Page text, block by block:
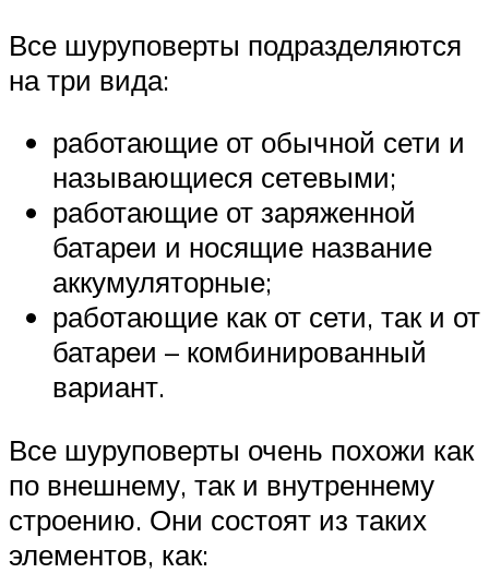
Все шуруповерты подразделяются
на три вида:
работающие от обычной сети и
называющиеся сетевыми;
работающие от заряженной
батареи и носящие название
аккумуляторные;
работающие как от сети, так и от
батареи – комбинированный
вариант.
Все шуруповерты очень похожи как
по внешнему, так и внутреннему
строению. Они состоят из таких
элементов, как: